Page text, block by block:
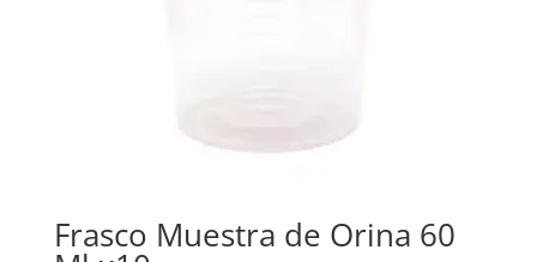
Frasco Muestra de Orina 60